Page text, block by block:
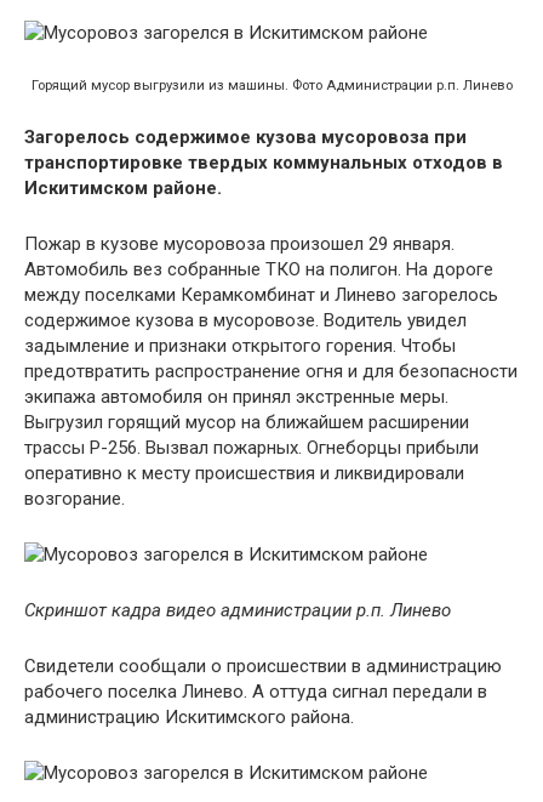
Горящий мусор выгрузили из машины. Фото Администрации р.п. Линево
Загорелось содержимое кузова мусоровоза при
транспортировке твердых коммунальных отходов в
Искитимском районе.
Пожар в кузове мусоровоза произошел 29 января.
Автомобиль вез собранные ТКО на полигон. На дороге
между поселками Керамкомбинат и Линево загорелось
содержимое кузова в мусоровозе. Водитель увидел
задымление и признаки открытого горения. Чтобы
предотвратить распространение огня и для безопасности
экипажа автомобиля он принял экстренные меры.
Выгрузил горящий мусор на ближайшем расширении
трассы Р-256. Вызвал пожарных. Огнеборцы прибыли
оперативно к месту происшествия и ликвидировали
возгорание.
Скриншот кадра видео администрации р.п. Линево
Свидетели сообщали о происшествии в администрацию
рабочего поселка Линево. А оттуда сигнал передали в
администрацию Искитимского района.